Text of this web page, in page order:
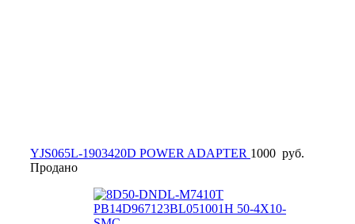
YJS065L-1903420D POWER ADAPTER 1000 руб.
Продано